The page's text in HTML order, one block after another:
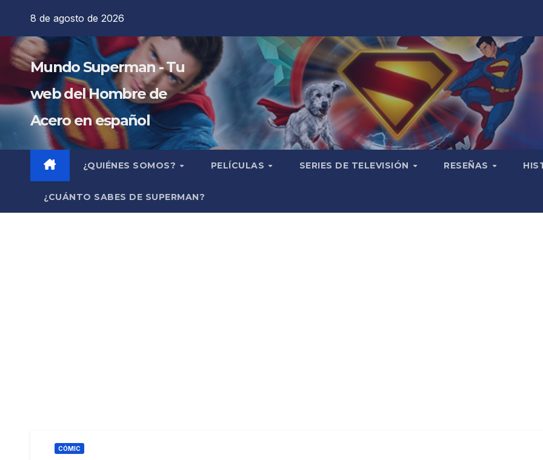
contenido
8 de agosto de 2026
Mundo Superman - Tu
web del Hombre de
Acero en español
¿QUIÉNES SOMOS? PELÍCULAS SERIES DE TELEVISIÓN RESEÑAS
¿CUÁNTO SABES DE SUPERMAN?
CÓMIC